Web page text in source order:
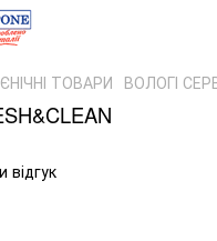
ТОВАРИ ВОЛОГІ
відгук